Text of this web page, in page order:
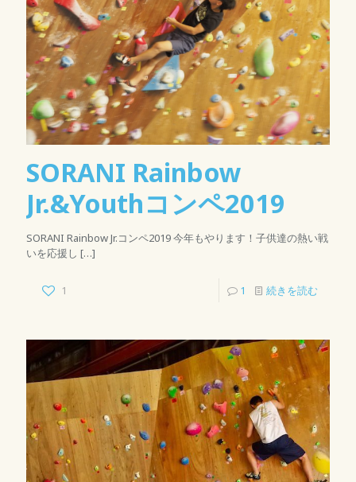
SORANI Rainbow
Jr.&Youthコンペ2019
SORANI Rainbow Jr.コンペ2019 今年もやります！子供達の熱い戦
いを応援し […]
1 1 続きを読む